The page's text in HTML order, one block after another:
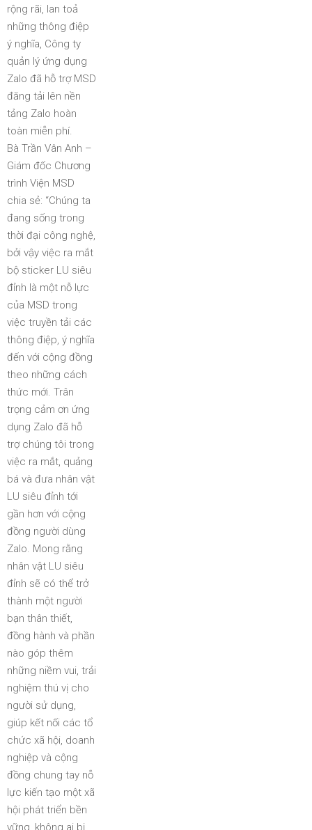
rộng rãi, lan toả
những thông điệp
ý nghĩa, Công ty
quản lý ứng dụng
Zalo đã hỗ trợ MSD
đăng tải lên nền
tảng Zalo hoàn
toàn miễn phí.
Bà Trần Vân Anh –
Giám đốc Chương
trình Viện MSD
chia sẻ: “Chúng ta
đang sống trong
thời đại công nghệ,
bởi vậy việc ra mắt
bộ sticker LU siêu
đỉnh là một nỗ lực
của MSD trong
việc truyền tải các
thông điệp, ý nghĩa
đến với cộng đồng
theo những cách
thức mới. Trân
trọng cảm ơn ứng
dụng Zalo đã hỗ
trợ chúng tôi trong
việc ra mắt, quảng
bá và đưa nhân vật
LU siêu đỉnh tới
gần hơn với cộng
đồng người dùng
Zalo. Mong rằng
nhân vật LU siêu
đỉnh sẽ có thể trở
thành một người
bạn thân thiết,
đồng hành và phần
nào góp thêm
những niềm vui, trải
nghiệm thú vị cho
người sử dụng,
giúp kết nối các tổ
chức xã hội, doanh
nghiệp và cộng
đồng chung tay nỗ
lực kiến tạo một xã
hội phát triển bền
vững, không ai bị